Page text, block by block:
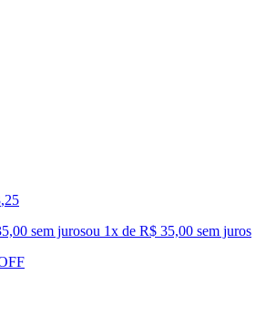
,25
sem jurosou 1x de R$ 35,00 sem juros